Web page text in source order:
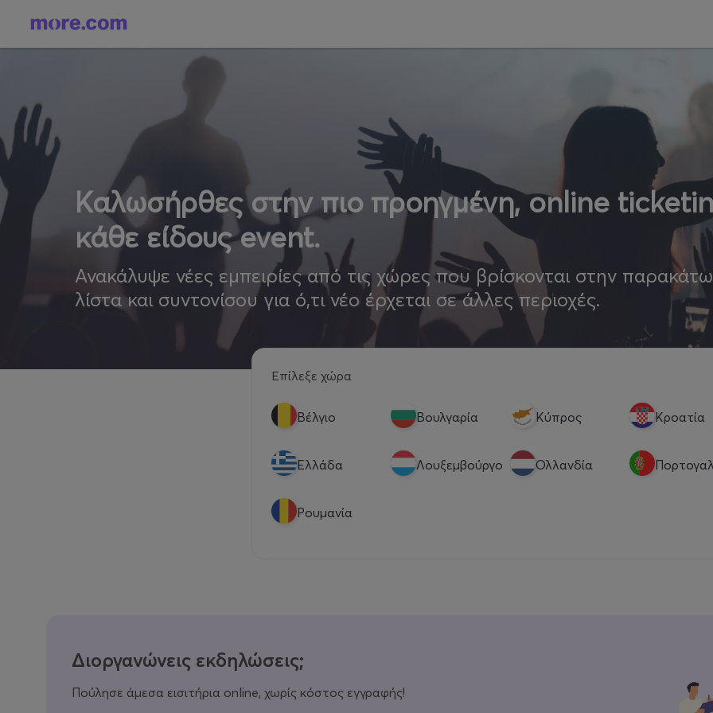
Καλωσήρθες στην πιο προηγμένη, online
κάθε είδους event.
Ανακάλυψε νέες εμπειρίες από τις χώρες που βρίσκονται στην παρακάτω
λίστα και συντονίσου για ό,τι νέο έρχεται σε άλλες περιοχές.
Επίλεξε χώρα
Βέλγιο Βουλγαρία Κύπρος Κροατία
Eλλάδα Λουξεμβούργο Ολλανδία
Ρουμανία
Διοργανώνεις εκδηλώσεις;
Πούλησε άμεσα εισιτήρια online, χωρίς κόστος εγγραφής!